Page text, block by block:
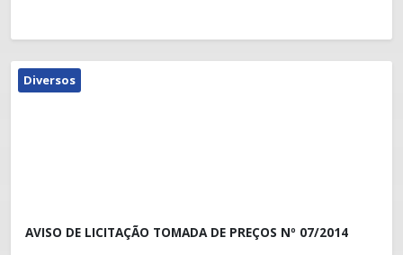
Diversos
AVISO DE LICITAÇÃO TOMADA DE PREÇOS Nº 07/2014